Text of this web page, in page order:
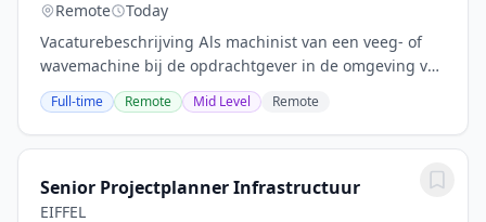
Remote
Today
Vacaturebeschrijving Als machinist van een veeg- of
wavemachine bij de opdrachtgever in de omgeving van
Utrecht werk je met veel vrijheid aan een schone
buitenruimte. Deze vacature biedt jou de kans...
Full-time Remote Mid Level Remote
Senior Projectplanner Infrastructuur
EIFFEL